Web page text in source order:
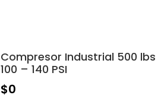
Compresor Industrial 500 lbs
100 – 140 PSI
$0